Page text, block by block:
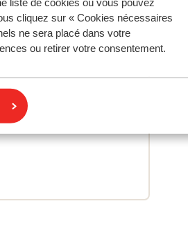
liste de cookies où vous pouvez
cliquez sur « Cookies nécessaires
ne sera placé dans votre
ou retirer votre consentement.
principalement par couples
de la piscine.
de la piscine.